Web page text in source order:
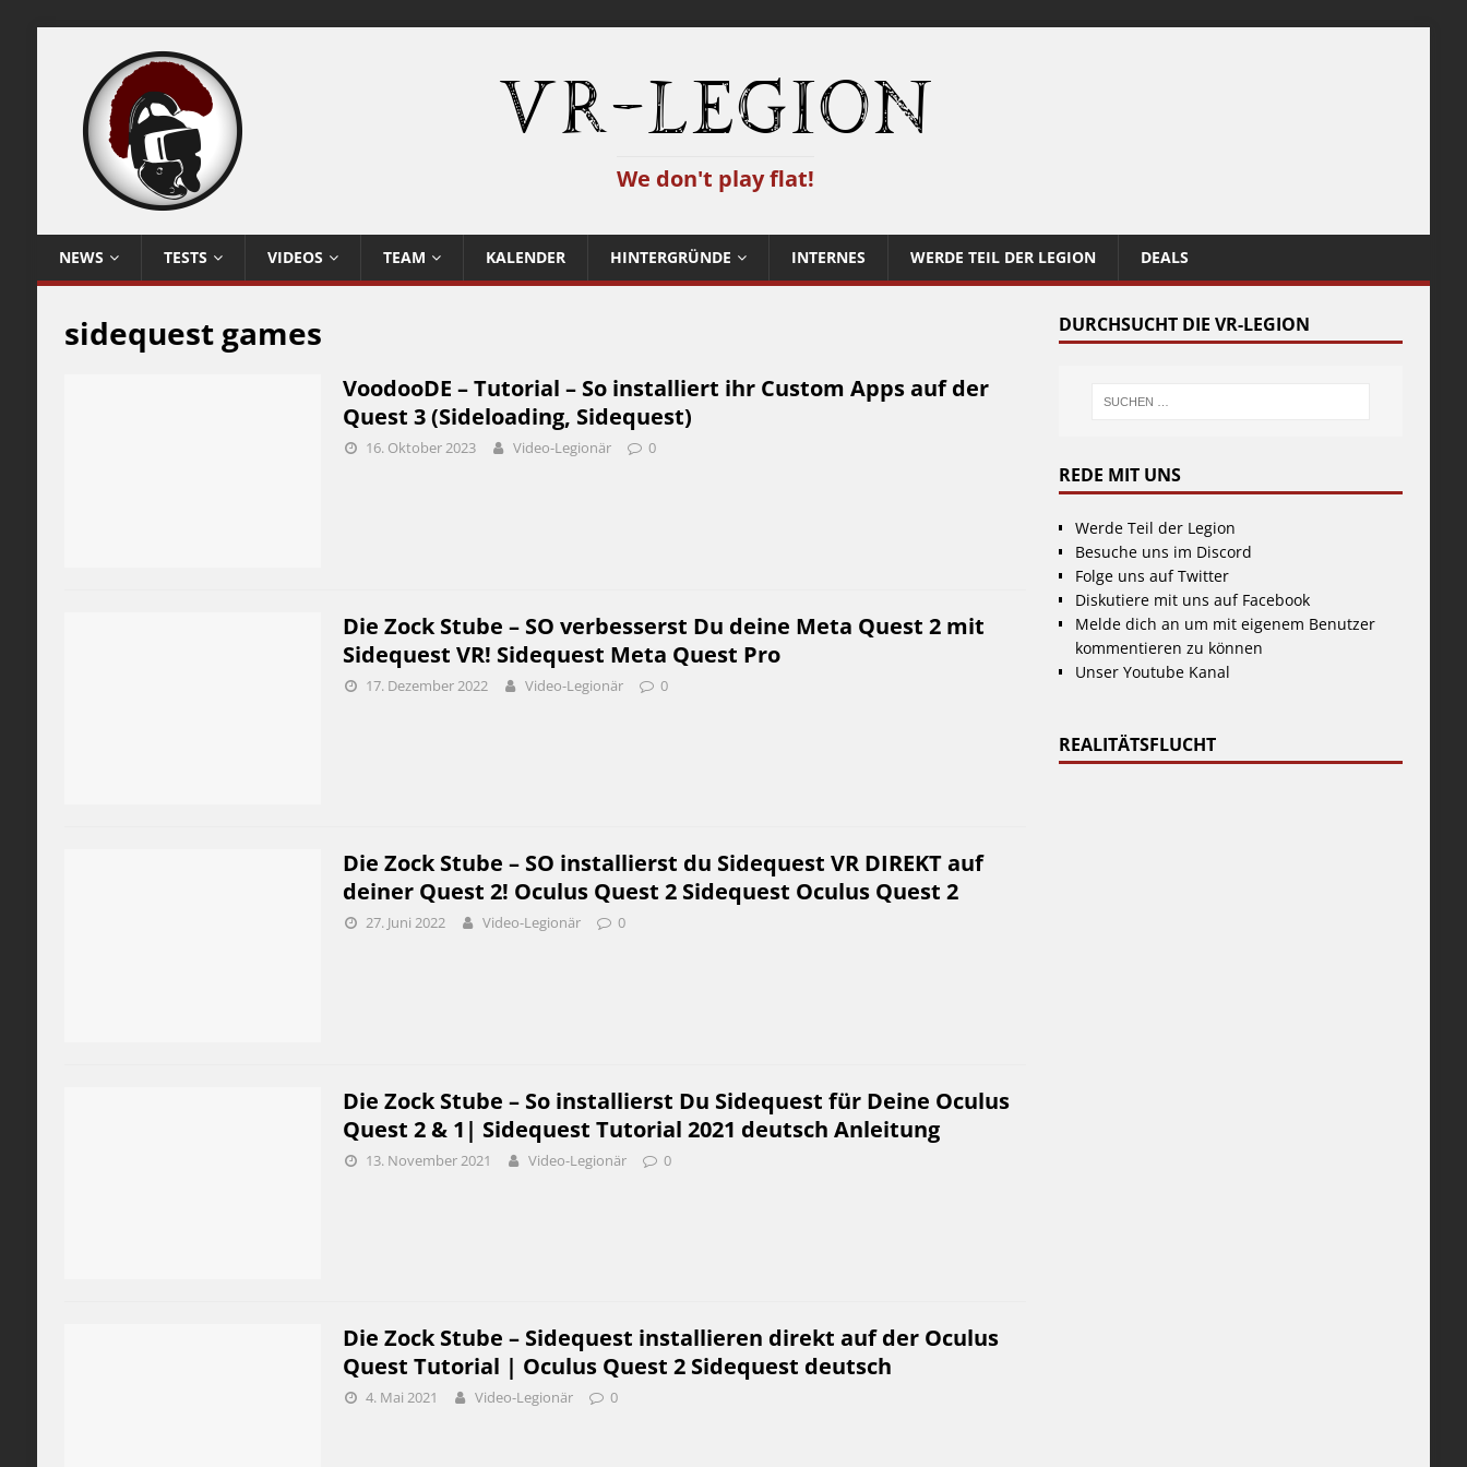
VR-Legion
We don't play flat!
NEWS TESTS VIDEOS TEAM KALENDER HINTERGRÜNDE INTERNES WERDE TEIL DER LEGION DEALS
sidequest games
VoodooDE – Tutorial – So installiert ihr Custom Apps auf der
Quest 3 (Sideloading, Sidequest)
16. Oktober 2023 Video-Legionär 0
Die Zock Stube – SO verbesserst Du deine Meta Quest 2 mit
Sidequest VR! Sidequest Meta Quest Pro
17. Dezember 2022 Video-Legionär 0
Die Zock Stube – SO installierst du Sidequest VR DIREKT auf
deiner Quest 2! Oculus Quest 2 Sidequest Oculus Quest 2
27. Juni 2022 Video-Legionär 0
Die Zock Stube – So installierst Du Sidequest für Deine Oculus
Quest 2 & 1| Sidequest Tutorial 2021 deutsch Anleitung
13. November 2021 Video-Legionär 0
Die Zock Stube – Sidequest installieren direkt auf der Oculus
Quest Tutorial | Oculus Quest 2 Sidequest deutsch
4. Mai 2021 Video-Legionär 0
DURCHSUCHT DIE VR-LEGION
REDE MIT UNS
Werde Teil der Legion
Besuche uns im Discord
Folge uns auf Twitter
Diskutiere mit uns auf Facebook
Melde dich an um mit eigenem Benutzer
kommentieren zu können
Unser Youtube Kanal
REALITÄTSFLUCHT